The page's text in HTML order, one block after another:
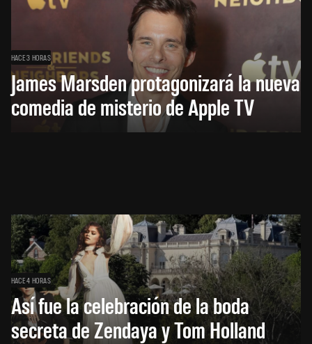
HACE 3 HORAS
James Marsden protagonizará la nueva
comedia de misterio de Apple TV
HACE 4 HORAS
Así fue la celebración de la boda
secreta de Zendaya y Tom Holland